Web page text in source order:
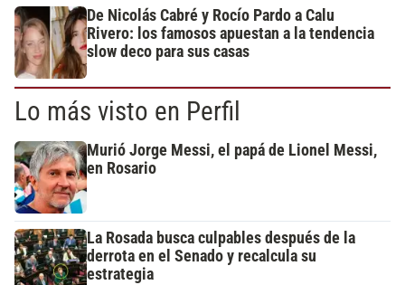
De Nicolás Cabré y Rocío Pardo a Calu
Rivero: los famosos apuestan a la tendencia
slow deco para sus casas
Lo más visto en Perfil
Murió Jorge Messi, el papá de Lionel Messi,
en Rosario
La Rosada busca culpables después de la
derrota en el Senado y recalcula su
estrategia